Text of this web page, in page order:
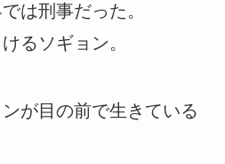
は刑事だった。
るソギョン。
が目の前で生きている